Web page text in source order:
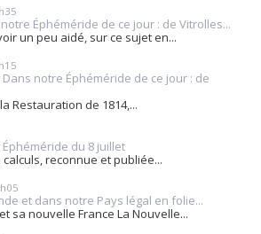
Éphéméride de ce jour : de Vitrolles...
un peu aidé, sur ce sujet en...
Dans notre Éphéméride de ce jour : de
Restauration de 1814,...
Éphéméride du 8 juillet
reconnue et publiée...
et dans notre Pays légal en folie...
sa nouvelle France La Nouvelle...